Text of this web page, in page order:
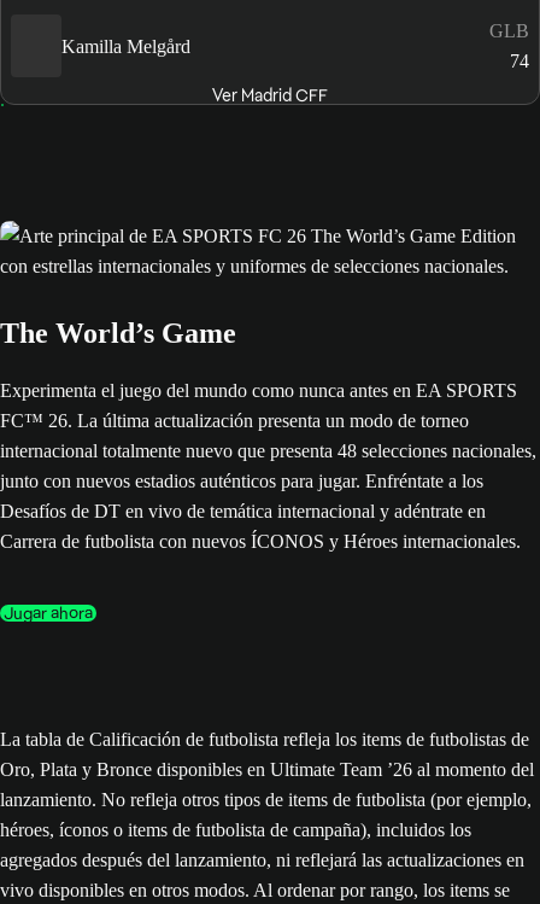
Kamilla Melgård
GLB
74
Ver Madrid CFF
The World’s Game
Experimenta el juego del mundo como nunca antes en EA SPORTS
FC™ 26. La última actualización presenta un modo de torneo
internacional totalmente nuevo que presenta 48 selecciones nacionales,
junto con nuevos estadios auténticos para jugar. Enfréntate a los
Desafíos de DT en vivo de temática internacional y adéntrate en
Carrera de futbolista con nuevos ÍCONOS y Héroes internacionales.
Jugar ahora
La tabla de Calificación de futbolista refleja los items de futbolistas de
Oro, Plata y Bronce disponibles en Ultimate Team ’26 al momento del
lanzamiento. No refleja otros tipos de items de futbolista (por ejemplo,
héroes, íconos o items de futbolista de campaña), incluidos los
agregados después del lanzamiento, ni reflejará las actualizaciones en
vivo disponibles en otros modos. Al ordenar por rango, los items se